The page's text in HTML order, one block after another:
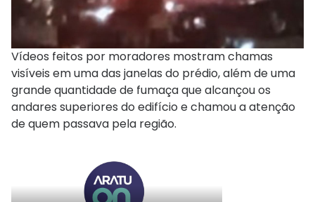
Vídeos feitos por moradores mostram chamas
visíveis em uma das janelas do prédio, além de uma
grande quantidade de fumaça que alcançou os
andares superiores do edifício e chamou a atenção
de quem passava pela região.